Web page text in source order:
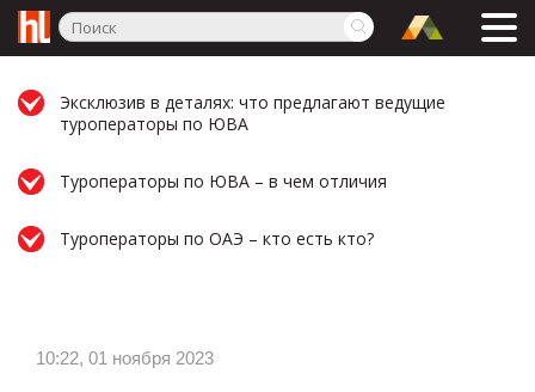
Эксклюзив в деталях: что предлагают ведущие
туроператоры по ЮВА
Туроператоры по ЮВА – в чем отличия
Туроператоры по ОАЭ – кто есть кто?
10:22, 01 ноября 2023